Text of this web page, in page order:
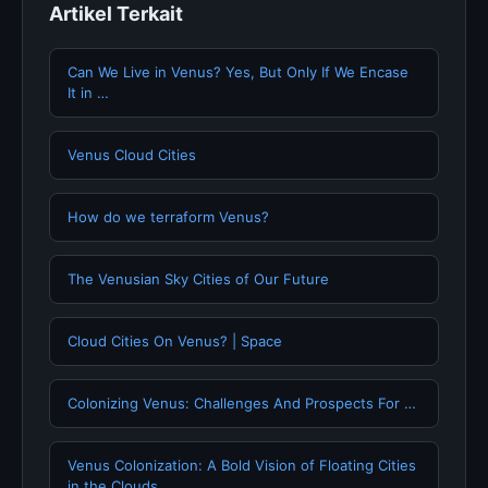
Artikel Terkait
Can We Live in Venus? Yes, But Only If We Encase
It in …
Venus Cloud Cities
How do we terraform Venus?
The Venusian Sky Cities of Our Future
Cloud Cities On Venus? | Space
Colonizing Venus: Challenges And Prospects For …
Venus Colonization: A Bold Vision of Floating Cities